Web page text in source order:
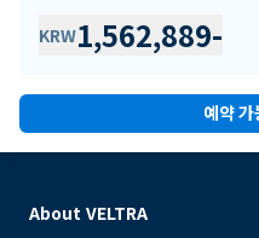
KRW1,562,889-
예약
About VELTRA